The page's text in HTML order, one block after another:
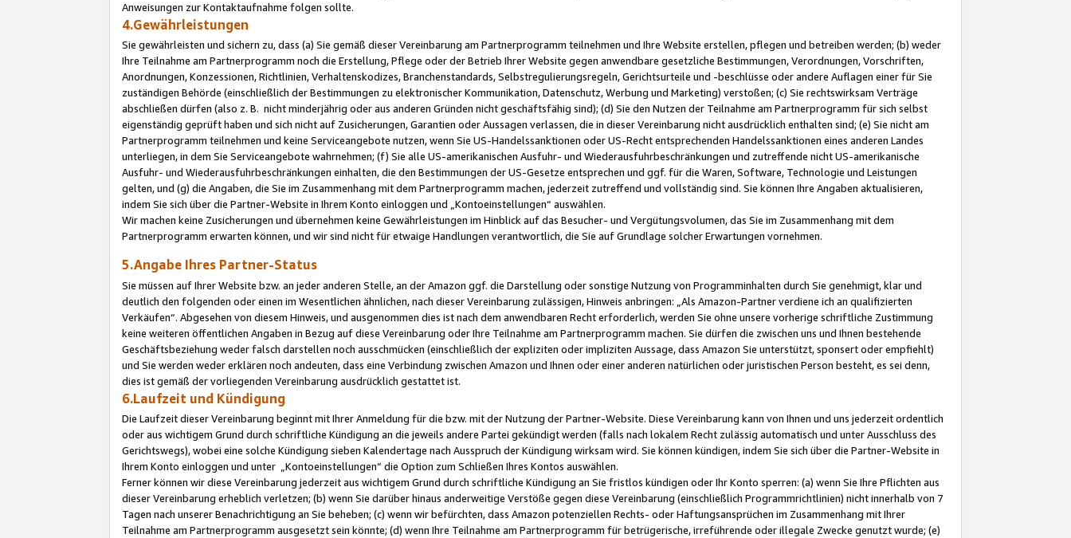
Anweisungen zur Kontaktaufnahme folgen sollte.
4.Gewährleistungen
Sie gewährleisten und sichern zu, dass (a) Sie gemäß dieser Vereinbarung am Partnerprogramm teilnehmen und Ihre Website erstellen, pflegen und betreiben werden; (b) weder
Ihre Teilnahme am Partnerprogramm noch die Erstellung, Pflege oder der Betrieb Ihrer Website gegen anwendbare gesetzliche Bestimmungen, Verordnungen, Vorschriften,
Anordnungen, Konzessionen, Richtlinien, Verhaltenskodizes, Branchenstandards, Selbstregulierungsregeln, Gerichtsurteile und -beschlüsse oder andere Auflagen einer für Sie
zuständigen Behörde (einschließlich der Bestimmungen zu elektronischer Kommunikation, Datenschutz, Werbung und Marketing) verstoßen; (c) Sie rechtswirksam Verträge
abschließen dürfen (also z. B. nicht minderjährig oder aus anderen Gründen nicht geschäftsfähig sind); (d) Sie den Nutzen der Teilnahme am Partnerprogramm für sich selbst
eigenständig geprüft haben und sich nicht auf Zusicherungen, Garantien oder Aussagen verlassen, die in dieser Vereinbarung nicht ausdrücklich enthalten sind; (e) Sie nicht am
Partnerprogramm teilnehmen und keine Serviceangebote nutzen, wenn Sie US-Handelssanktionen oder US-Recht entsprechenden Handelssanktionen eines anderen Landes
unterliegen, in dem Sie Serviceangebote wahrnehmen; (f) Sie alle US-amerikanischen Ausfuhr- und Wiederausfuhrbeschränkungen und zutreffende nicht US-amerikanische
Ausfuhr- und Wiederausfuhrbeschränkungen einhalten, die den Bestimmungen der US-Gesetze entsprechen und ggf. für die Waren, Software, Technologie und Leistungen
gelten, und (g) die Angaben, die Sie im Zusammenhang mit dem Partnerprogramm machen, jederzeit zutreffend und vollständig sind. Sie können Ihre Angaben aktualisieren,
indem Sie sich über die Partner-Website in Ihrem Konto einloggen und „Kontoeinstellungen“ auswählen.
Wir machen keine Zusicherungen und übernehmen keine Gewährleistungen im Hinblick auf das Besucher- und Vergütungsvolumen, das Sie im Zusammenhang mit dem
Partnerprogramm erwarten können, und wir sind nicht für etwaige Handlungen verantwortlich, die Sie auf Grundlage solcher Erwartungen vornehmen.
5.Angabe Ihres Partner-Status
Sie müssen auf Ihrer Website bzw. an jeder anderen Stelle, an der Amazon ggf. die Darstellung oder sonstige Nutzung von Programminhalten durch Sie genehmigt, klar und
deutlich den folgenden oder einen im Wesentlichen ähnlichen, nach dieser Vereinbarung zulässigen, Hinweis anbringen: „Als Amazon-Partner verdiene ich an qualifizierten
Verkäufen“. Abgesehen von diesem Hinweis, und ausgenommen dies ist nach dem anwendbaren Recht erforderlich, werden Sie ohne unsere vorherige schriftliche Zustimmung
keine weiteren öffentlichen Angaben in Bezug auf diese Vereinbarung oder Ihre Teilnahme am Partnerprogramm machen. Sie dürfen die zwischen uns und Ihnen bestehende
Geschäftsbeziehung weder falsch darstellen noch ausschmücken (einschließlich der expliziten oder impliziten Aussage, dass Amazon Sie unterstützt, sponsert oder empfiehlt)
und Sie werden weder erklären noch andeuten, dass eine Verbindung zwischen Amazon und Ihnen oder einer anderen natürlichen oder juristischen Person besteht, es sei denn,
dies ist gemäß der vorliegenden Vereinbarung ausdrücklich gestattet ist.
6.Laufzeit und Kündigung
Die Laufzeit dieser Vereinbarung beginnt mit Ihrer Anmeldung für die bzw. mit der Nutzung der Partner-Website. Diese Vereinbarung kann von Ihnen und uns jederzeit ordentlich
oder aus wichtigem Grund durch schriftliche Kündigung an die jeweils andere Partei gekündigt werden (falls nach lokalem Recht zulässig automatisch und unter Ausschluss des
Gerichtswegs), wobei eine solche Kündigung sieben Kalendertage nach Ausspruch der Kündigung wirksam wird. Sie können kündigen, indem Sie sich über die Partner-Website in
Ihrem Konto einloggen und unter „Kontoeinstellungen“ die Option zum Schließen Ihres Kontos auswählen.
Ferner können wir diese Vereinbarung jederzeit aus wichtigem Grund durch schriftliche Kündigung an Sie fristlos kündigen oder Ihr Konto sperren: (a) wenn Sie Ihre Pflichten aus
dieser Vereinbarung erheblich verletzen; (b) wenn Sie darüber hinaus anderweitige Verstöße gegen diese Vereinbarung (einschließlich Programmrichtlinien) nicht innerhalb von 7
Tagen nach unserer Benachrichtigung an Sie beheben; (c) wenn wir befürchten, dass Amazon potenziellen Rechts- oder Haftungsansprüchen im Zusammenhang mit Ihrer
Teilnahme am Partnerprogramm ausgesetzt sein könnte; (d) wenn Ihre Teilnahme am Partnerprogramm für betrügerische, irreführende oder illegale Zwecke genutzt wurde; (e)